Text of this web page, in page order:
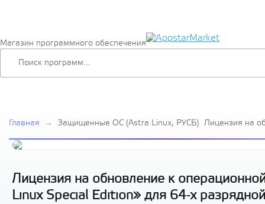
Магазин программного обеспечения
Главная → Защищенные ОС (Astra Linux, РУСБ) Лицензия на
«Усиленный»
(ФСТЭК),
Лицензия на обновление к
Linux Special Edition» для 64-х